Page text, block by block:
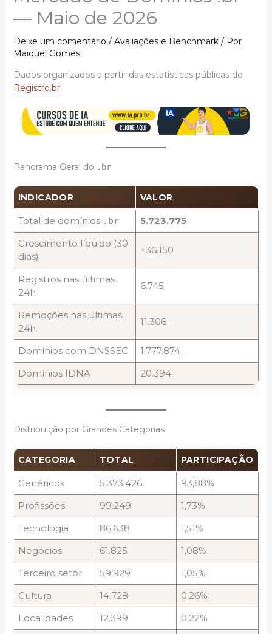
— Maio de 2026
Deixe um comentário / Avaliações e Benchmark/ Por
Maiquel Gomes
Dados organizados a partir das estatísticas públicas do
Registro.br.
Panorama Geral do .br
INDICADOR VALOR
Total de domínios .br
5.723.775
Crescimento líquido (30
dias)
+36.150
Registros nas últimas
24h
6.745
Remoções nas últimas
24h
11.306
Domínios com DNSSEC
1.777.874
Domínios IDNA
20.394
Distribuição por Grandes Categorias
CATEGORIA TOTAL PARTICIPAÇÃO
Genéricos 5.373.426
93,88%
Profissões
99.249
1,73%
Tecnologia
86.638
1,51%
Negócios
61.825
1,08%
Terceiro setor
59.929
1,05%
Cultura
14.728
0,26%
Localidades
12.399
0,22%